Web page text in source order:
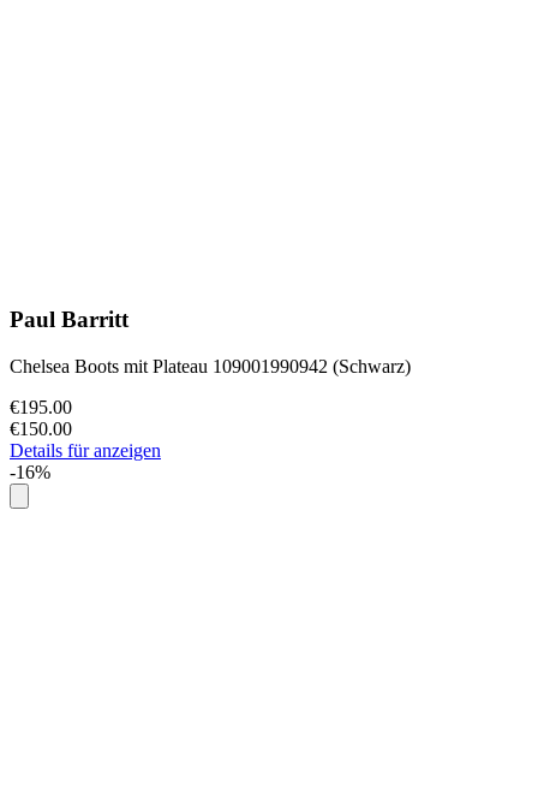
Paul Barritt
Chelsea Boots mit Plateau 109001990942 (Schwarz)
€195.00
€150.00
Details für anzeigen
-16%